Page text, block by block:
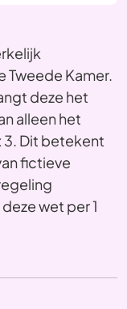
Tweede Kamer.
deze het
alleen het
3. Dit betekent
fictieve
wet per 1